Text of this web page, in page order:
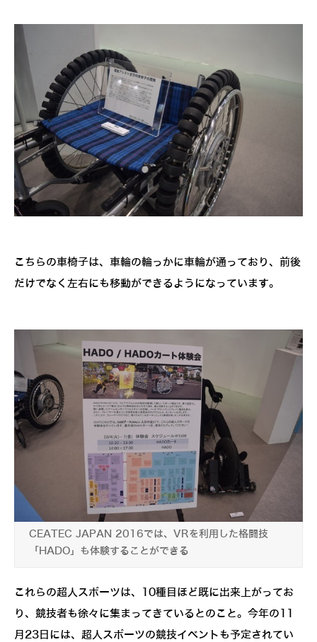
こちらの車椅子は、車輪の輪っかに車輪が通っており、前後
だけでなく左右にも移動ができるようになっています。
CEATEC JAPAN 2016では、VRを利用した格闘技
「HADO」も体験することができる
これらの超人スポーツは、10種目ほど既に出来上がってお
り、競技者も徐々に集まってきているとのこと。今年の11
月23日には、超人スポーツの競技イベントも予定されてい